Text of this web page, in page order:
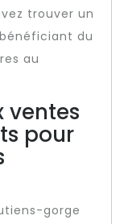
trouver un
du
au
ventes
pour
gorge